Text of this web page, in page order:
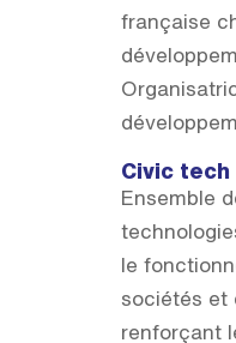
française
Civic tech
Ensemble
le
sociétés et
renforçant